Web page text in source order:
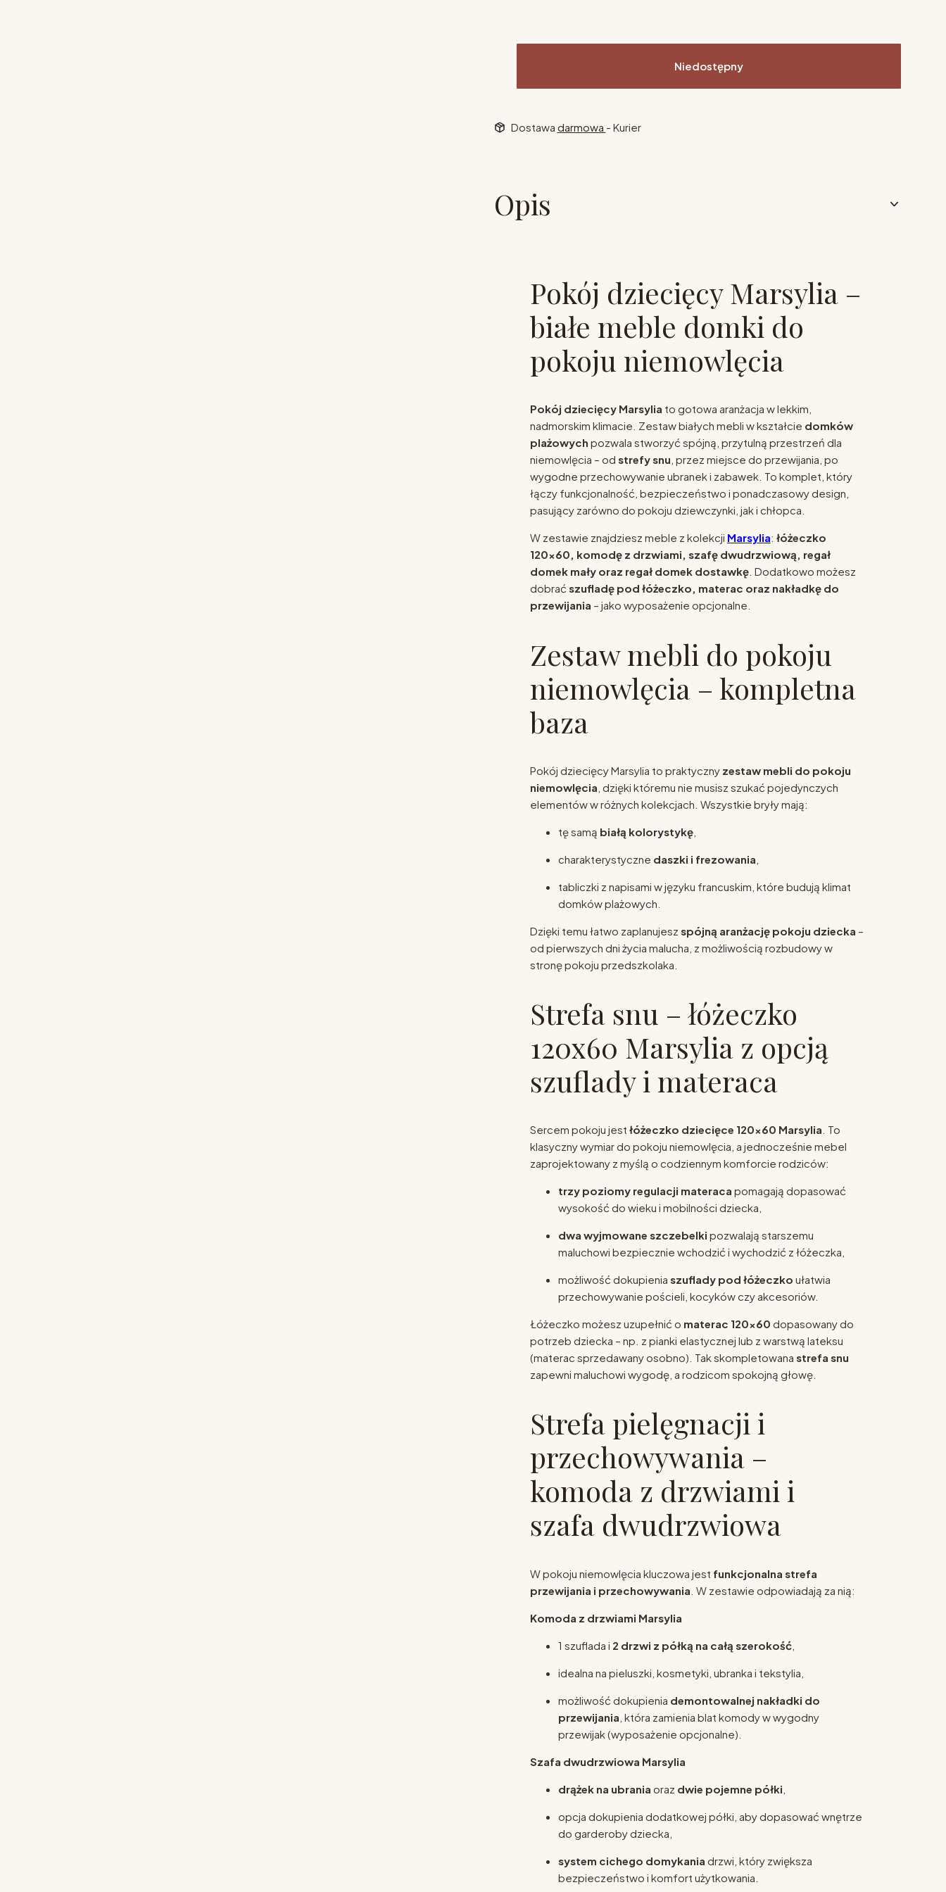
Niedostępny
Dostawa darmowa - Kurier
Opis
Pokój dziecięcy Marsylia –
białe meble domki do
pokoju niemowlęcia
Pokój dziecięcy Marsylia to gotowa aranżacja w lekkim,
nadmorskim klimacie. Zestaw białych mebli w kształcie domków
plażowych pozwala stworzyć spójną, przytulną przestrzeń dla
niemowlęcia – od strefy snu , przez miejsce do przewijania, po
wygodne przechowywanie ubranek i zabawek. To komplet, który
łączy funkcjonalność, bezpieczeństwo i ponadczasowy design,
pasujący zarówno do pokoju dziewczynki, jak i chłopca.
W zestawie znajdziesz meble z kolekcji Marsylia: łóżeczko
120x60, komodę z drzwiami, szafę dwudrzwiową, regał
domek mały oraz regał domek dostawkę. Dodatkowo możesz
dobrać szufladę pod łóżeczko, materac oraz nakładkę do
przewijania – jako wyposażenie opcjonalne.
Zestaw mebli do pokoju
niemowlęcia – kompletna
baza
Pokój dziecięcy Marsylia to praktyczny zestaw mebli do pokoju
niemowlęcia , dzięki któremu nie musisz szukać pojedynczych
elementów w różnych kolekcjach. Wszystkie bryły mają:
tę samą białą kolorystykę,
charakterystyczne daszki i frezowania
tabliczki z napisami w języku francuskim, które budują klimat
domków plażowych.
Dzięki temu łatwo zaplanujesz spójną aranżację pokoju dziecka –
od pierwszych dni życia malucha, z możliwością rozbudowy w
stronę pokoju przedszkolaka.
Strefa snu – łóżeczko
120x60 Marsylia z opcją
szuflady i materaca
Sercem pokoju jest łóżeczko dziecięce 120x60 Marsylia . To
klasyczny wymiar do pokoju niemowlęcia, a jednocześnie mebel
zaprojektowany z myślą o codziennym komforcie rodziców:
trzy poziomy regulacji materaca pomagają dopasować
wysokość do wieku i mobilności dziecka,
dwa wyjmowane szczebelki pozwalają starszemu
maluchowi bezpiecznie wchodzić i wychodzić z łóżeczka,
możliwość dokupienia szuflady pod łóżeczko ułatwia
przechowywanie pościeli, kocyków czy akcesoriów.
Łóżeczko możesz uzupełnić o materac 120x60 dopasowany do
potrzeb dziecka – np. z pianki elastycznej lub z warstwą lateksu
(materac sprzedawany osobno). Tak skompletowana strefa snu
zapewni maluchowi wygodę, a rodzicom spokojną głowę.
Strefa pielęgnacji i
przechowywania –
komoda z drzwiami i
szafa dwudrzwiowa
W pokoju niemowlęcia kluczowa jest funkcjonalna strefa
przewijania i przechowywania . W zestawie odpowiadają za nią:
Komoda z drzwiami Marsylia
1 szuflada i 2 drzwi z półką na całą szerokość,
idealna na pieluszki, kosmetyki, ubranka i tekstylia,
możliwość dokupienia demontowalnej nakładki do
przewijania , która zamienia blat komody w wygodny
przewijak (wyposażenie opcjonalne).
Szafa dwudrzwiowa Marsylia
drążek na ubrania oraz dwie pojemne półki
opcja dokupienia dodatkowej półki, aby dopasować wnętrze
do garderoby dziecka,
system cichego domykania drzwi, który zwiększa
bezpieczeństwo i komfort użytkowania.